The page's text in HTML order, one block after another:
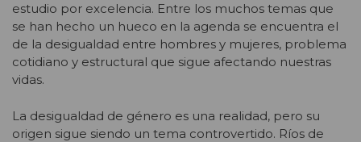
estudio por excelencia. Entre los muchos temas que
se han hecho un hueco en la agenda se encuentra el
de la desigualdad entre hombres y mujeres, problema
cotidiano y estructural que sigue afectando nuestras
vidas.
La desigualdad de género es una realidad, pero su
origen sigue siendo un tema controvertido. Ríos de